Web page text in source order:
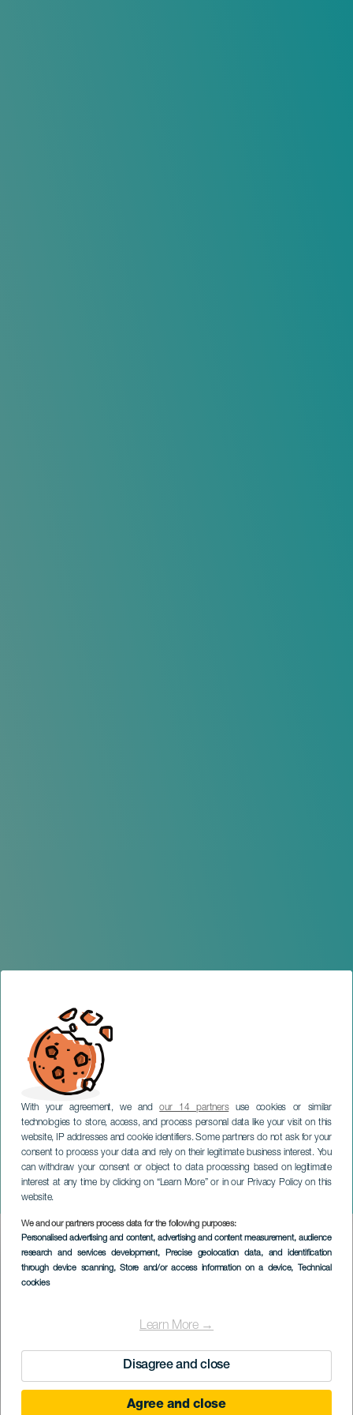
With your agreement, we andour 14 partnersuse cookies or similar
technologies to store, access, and process personal data like your visit on this
website, IP addresses and cookie identifiers. Some partners do not ask for your
consent to process your data and rely on their legitimate business interest. You
can withdraw your consent or object to data processing based on legitimate
interest at any time by clicking on “Learn More” or in our Privacy Policy on this
website.
We and our partners process data for the following purposes:
Personalised advertising and content, advertising and content measurement, audience
research and services development, Precise geolocation data, and identification
through device scanning, Store and/or access information on a device, Technical
cookies
Learn More →
Disagree and close
Agree and close
Villa de Moya Padel-
Turnier
GRAN CANARIA
Imagen
Listado